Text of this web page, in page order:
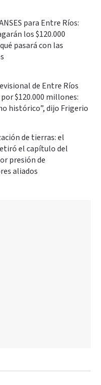
para Entre Ríos:
los $120.000
pasará con las
de Entre Ríos
por $120.000 millones:
histórico”, dijo Frigerio
de tierras: el
el capítulo del
presión de
aliados